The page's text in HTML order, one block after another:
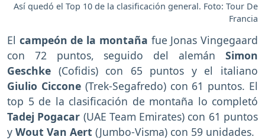
Así quedó el Top 10 de la clasificación general. Foto: Tour De
Francia
El campeón de la montaña fue Jonas Vingegaard
con 72 puntos, seguido del alemán Simon
Geschke (Cofidis) con 65 puntos y el italiano
Giulio Ciccone (Trek-Segafredo) con 61 puntos. El
top 5 de la clasificación de montaña lo completó
Tadej Pogacar (UAE Team Emirates) con 61 puntos
y Wout Van Aert (Jumbo-Visma) con 59 unidades.